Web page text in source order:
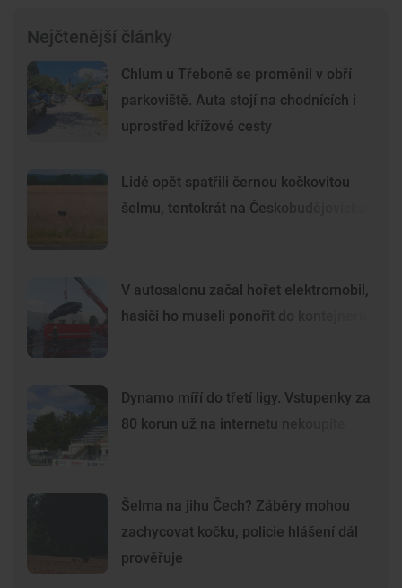
Nejčtenější články
Chlum u Třeboně se proměnil v obří
parkoviště. Auta stojí na chodnících i
uprostřed křížové cesty
Lidé opět spatřili černou kočkovitou
šelmu, tentokrát na Českobudějovicku
V autosalonu začal hořet elektromobil,
hasiči ho museli ponořit do kontejneru
Dynamo míří do třetí ligy. Vstupenky za
80 korun už na internetu nekoupíte
Šelma na jihu Čech? Záběry mohou
zachycovat kočku, policie hlášení dál
prověřuje